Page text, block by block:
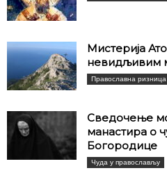
Мистерија
невидљивим
Православна ризница
Сведочење
манастира о
Богородице
Чуда у православљу